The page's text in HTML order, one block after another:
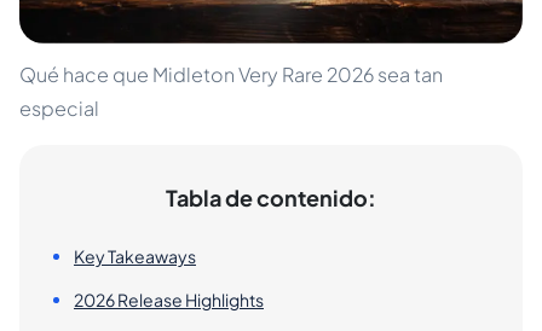
Qué hace que Midleton Very Rare 2026 sea tan
especial
Tabla de contenido:
Key Takeaways
2026 Release Highlights